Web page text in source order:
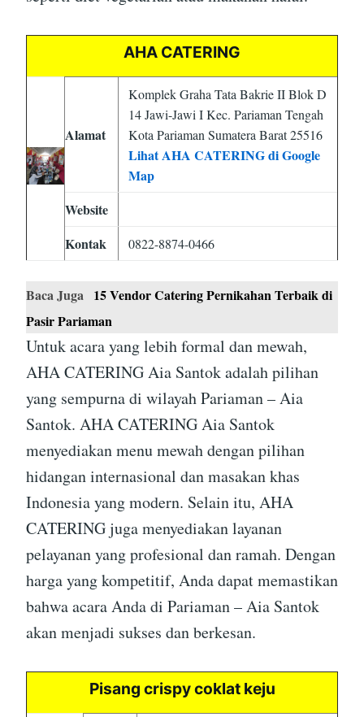
AHA CATERING
Alamat
Komplek Graha Tata Bakrie II Blok D
14 Jawi-Jawi I Kec. Pariaman Tengah
Kota Pariaman Sumatera Barat 25516
Lihat AHA CATERING di Google
Map
Website
Kontak
0822-8874-0466
Baca Juga 15 Vendor Catering Pernikahan Terbaik di
Pasir Pariaman
Untuk acara yang lebih formal dan mewah,
AHA CATERING Aia Santok adalah pilihan
yang sempurna di wilayah Pariaman – Aia
Santok. AHA CATERING Aia Santok
menyediakan menu mewah dengan pilihan
hidangan internasional dan masakan khas
Indonesia yang modern. Selain itu, AHA
CATERING juga menyediakan layanan
pelayanan yang profesional dan ramah. Dengan
harga yang kompetitif, Anda dapat memastikan
bahwa acara Anda di Pariaman – Aia Santok
akan menjadi sukses dan berkesan.
Pisang crispy coklat keju